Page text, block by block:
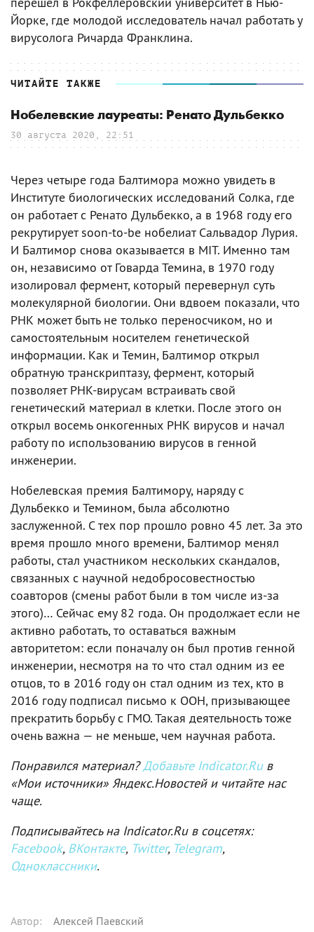
Йорке, где молодой исследователь начал работать у
вирусолога Ричарда Франклина.
ЧИТАЙТЕ ТАКЖЕ
Нобелевские лауреаты: Ренато Дульбекко
30 августа 2020, 22:51
Через четыре года Балтимора можно увидеть в
Институте биологических исследований Солка, где
он работает с Ренато Дульбекко, а в 1968 году его
рекрутирует soon-to-be нобелиат Сальвадор Лурия.
И Балтимор снова оказывается в MIT. Именно там
он, независимо от Говарда Темина, в 1970 году
изолировал фермент, который перевернул суть
молекулярной биологии. Они вдвоем показали, что
РНК может быть не только переносчиком, но и
самостоятельным носителем генетической
информации. Как и Темин, Балтимор открыл
обратную транскриптазу, фермент, который
позволяет РНК-вирусам встраивать свой
генетический материал в клетки. После этого он
открыл восемь онкогенных РНК вирусов и начал
работу по использованию вирусов в генной
инженерии.
Нобелевская премия Балтимору, наряду с
Дульбекко и Темином, была абсолютно
заслуженной. С тех пор прошло ровно 45 лет. За это
время прошло много времени, Балтимор менял
работы, стал участником нескольких скандалов,
связанных с научной недобросовестностью
соавторов (смены работ были в том числе из-за
этого)… Сейчас ему 82 года. Он продолжает если не
активно работать, то оставаться важным
авторитетом: если поначалу он был против генной
инженерии, несмотря на то что стал одним из ее
отцов, то в 2016 году он стал одним из тех, кто в
2016 году подписал письмо к ООН, призывающее
прекратить борьбу с ГМО. Такая деятельность тоже
очень важна — не меньше, чем научная работа.
Понравился материал?Добавьте Indicator.Ruв
«Мои источники» Яндекс.Новостей и читайте нас
чаще.
Подписывайтесь на Indicator.Ru в соцсетях:
Facebook, ВКонтакте, Twitter, Telegram,
Одноклассники.
Автор: Алексей Паевский